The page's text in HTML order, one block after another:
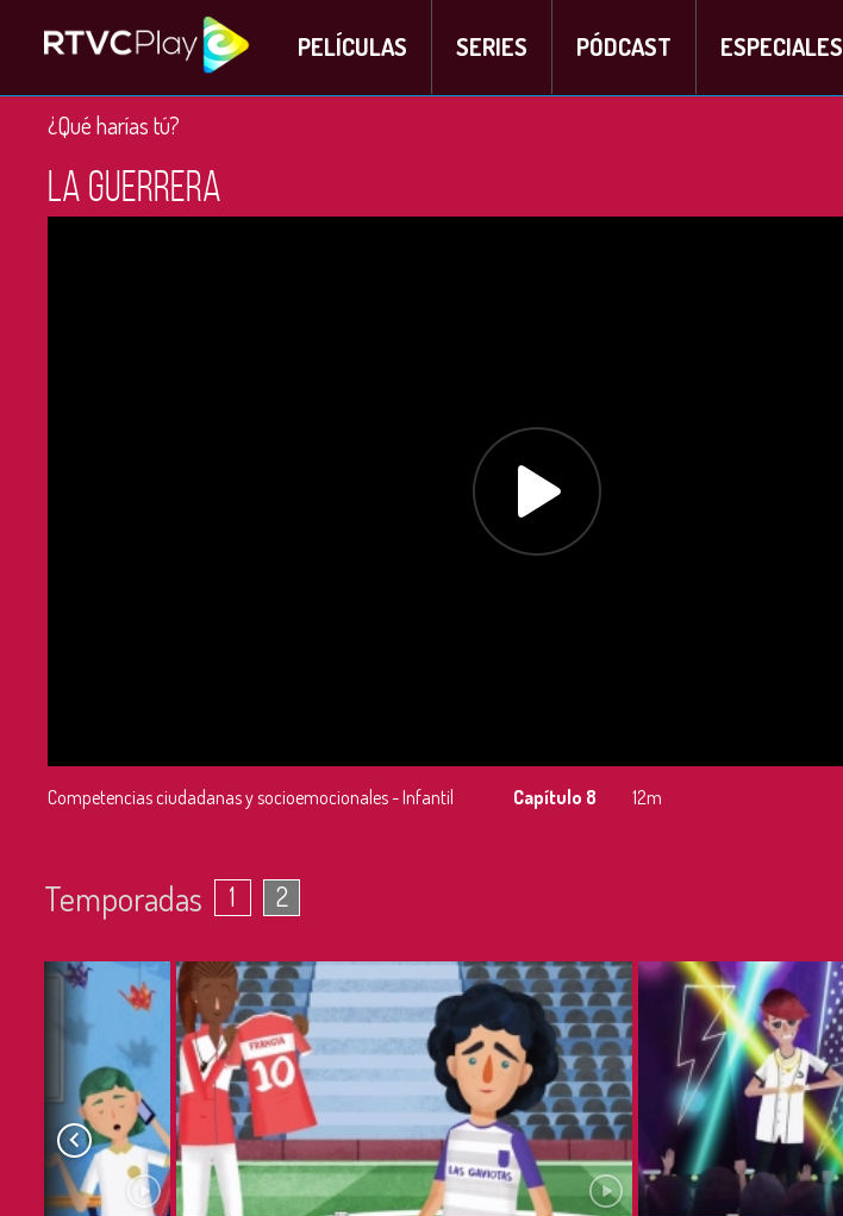
PELÍCULAS SERIES PÓDCAST ESPECIALES
¿Qué harías tú?
La Guerrera
Competencias ciudadanas y socioemocionales - Infantil Capítulo 8 12m
Temporadas 1 2